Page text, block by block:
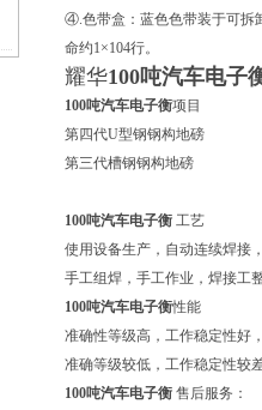
④.色带盒：蓝色色带装于可拆
命约1×104行。
耀华100吨汽车电子
100吨汽车电子衡项目
第四代U型钢钢构地磅
第三代槽钢钢构地磅
100吨汽车电子衡 工艺
使用设备生产，自动连续焊接
手工组焊，手工作业，焊接工
100吨汽车电子衡性能
准确性等级高，工作稳定性好
准确等级较低，工作稳定性较
100吨汽车电子衡 售后服务：